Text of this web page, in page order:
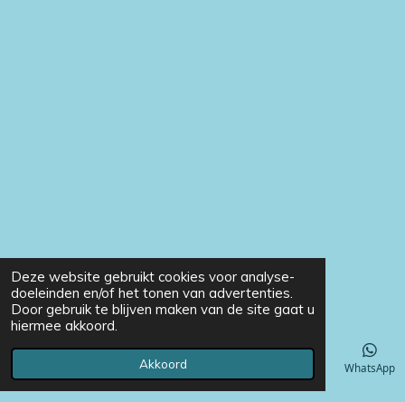
Deze website gebruikt cookies voor analyse-
doeleinden en/of het tonen van advertenties.
Door gebruik te blijven maken van de site gaat u
hiermee akkoord.
Akkoord
Telefoonnummer WhatsApp